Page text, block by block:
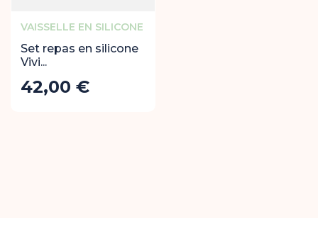
VAISSELLE EN SILICONE
Set repas en silicone
Vivi...
Prix
42,00 €